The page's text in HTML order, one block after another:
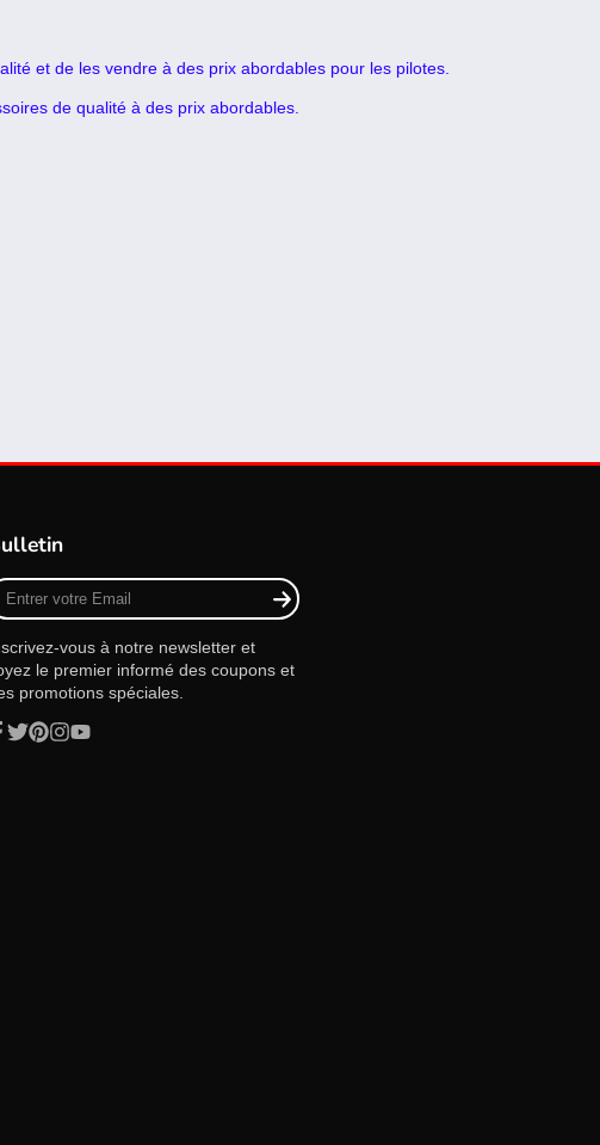
et de les vendre à des prix abordables pour les pilotes.
de qualité à des prix abordables.
vous à notre newsletter et
le premier informé des coupons et
promotions spéciales.